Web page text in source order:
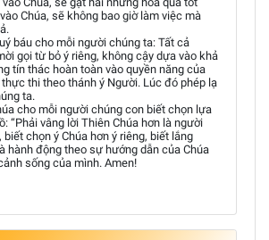
Chúa, sẽ không bao giờ làm việc mà
báu cho mỗi người chúng ta: Tất cả
gọi từ bỏ ý riêng, không cậy dựa vào khả
tín thác hoàn toàn vào quyền năng của
thực thi theo thánh ý Người. Lúc đó phép lạ
ta.
cho mỗi người chúng con biết chọn lựa
“Phải vâng lời Thiên Chúa hơn là người
biết chọn ý Chúa hơn ý riêng, biết lắng
hành động theo sự hướng dẫn của Chúa
sống của mình. Amen!